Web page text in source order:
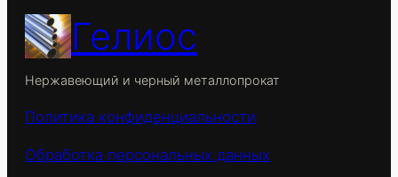
Гелиос
Нержавеющий и черный металлопрокат
Политика конфиденциальности
Обработка персональных данных